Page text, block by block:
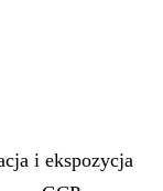
i ekspozycja